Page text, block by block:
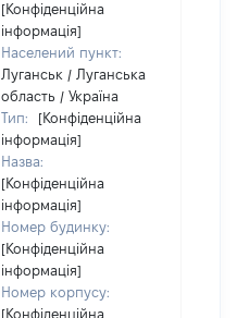
[Конфіденційна
інформація]
Населений пункт:
Луганськ / Луганська
область / Україна
Тип:
[Конфіденційна
інформація]
Назва:
[Конфіденційна
інформація]
Номер будинку:
[Конфіденційна
інформація]
Номер корпусу:
[Конфіденційна